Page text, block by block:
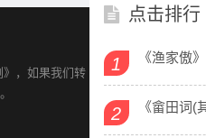
点击排行
1 《渔家傲》
2 《畲田词(
，如果我们转